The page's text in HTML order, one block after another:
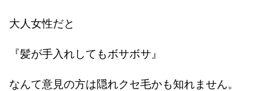
大人女性だと
『髪が手入れしてもボサボサ』
なんて意見の方は隠れクセ毛かも知れません。